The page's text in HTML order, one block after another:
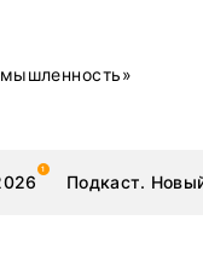
Подкаст.